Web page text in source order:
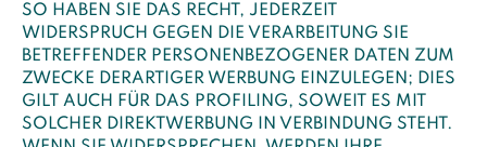
SO HABEN SIE DAS RECHT, JEDERZEIT
WIDERSPRUCH GEGEN DIE VERARBEITUNG SIE
BETREFFENDER PERSONENBEZOGENER DATEN ZUM
ZWECKE DERARTIGER WERBUNG EINZULEGEN; DIES
GILT AUCH FÜR DAS PROFILING, SOWEIT ES MIT
SOLCHER DIREKTWERBUNG IN VERBINDUNG STEHT.